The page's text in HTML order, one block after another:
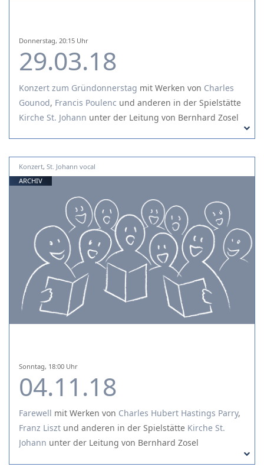
Donnerstag, 20:15 Uhr
29.03.18
Konzert zum Gründonnerstag mit Werken von Charles
Gounod, Francis Poulenc und anderen in der Spielstätte
Kirche St. Johann unter der Leitung von Bernhard Zosel
Konzert, St. Johann vocal
ARCHIV
Sonntag, 18:00 Uhr
04.11.18
Farewell mit Werken von Charles Hubert Hastings Parry,
Franz Liszt und anderen in der Spielstätte Kirche St.
Johann unter der Leitung von Bernhard Zosel